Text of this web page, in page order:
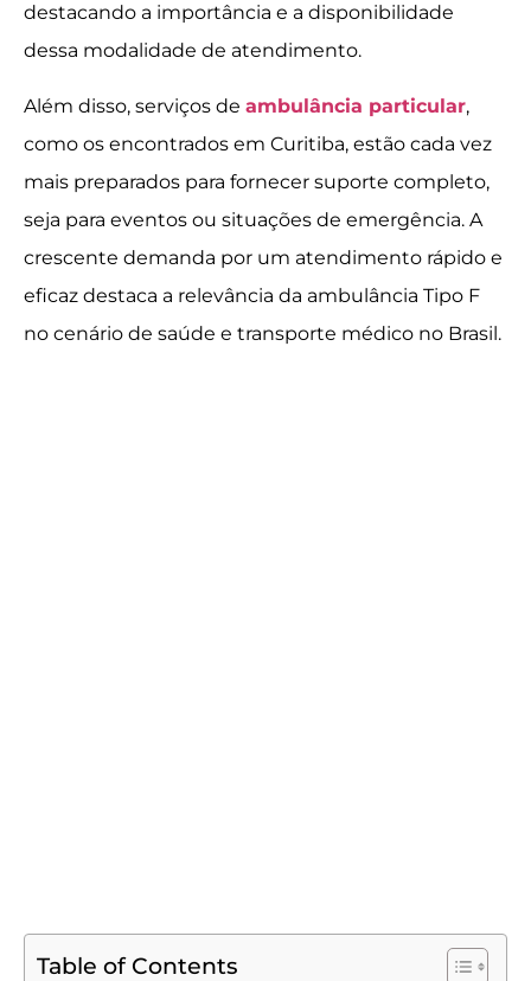
destacando a importância e a disponibilidade
dessa modalidade de atendimento.
Além disso, serviços de ambulância particular,
como os encontrados em Curitiba, estão cada vez
mais preparados para fornecer suporte completo,
seja para eventos ou situações de emergência. A
crescente demanda por um atendimento rápido e
eficaz destaca a relevância da ambulância Tipo F
no cenário de saúde e transporte médico no Brasil.
Table of Contents